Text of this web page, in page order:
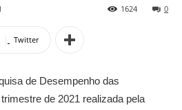
0
1624
Twitter
de Desempenho das
de 2021 realizada pela